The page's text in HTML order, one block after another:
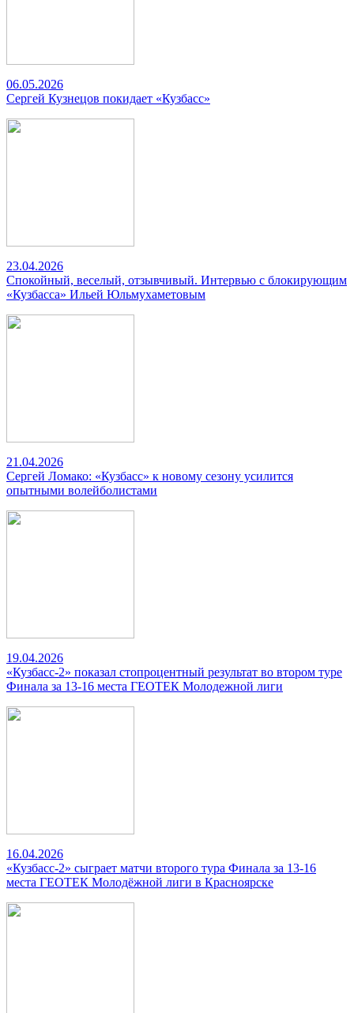
06.05.2026
Сергей Кузнецов покидает «Кузбасс»
23.04.2026
Спокойный, веселый, отзывчивый. Интервью с блокирующим
«Кузбасса» Ильей Юльмухаметовым
21.04.2026
Сергей Ломако: «Кузбасс» к новому сезону усилится
опытными волейболистами
19.04.2026
«Кузбасс-2» показал стопроцентный результат во втором туре
Финала за 13-16 места ГЕОТЕК Молодежной лиги
16.04.2026
«Кузбасс-2» сыграет матчи второго тура Финала за 13-16
места ГЕОТЕК Молодёжной лиги в Красноярске